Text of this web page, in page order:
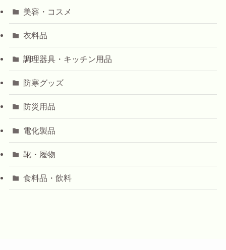
美容・コスメ
衣料品
調理器具・キッチン用品
防寒グッズ
防災用品
電化製品
靴・履物
食料品・飲料